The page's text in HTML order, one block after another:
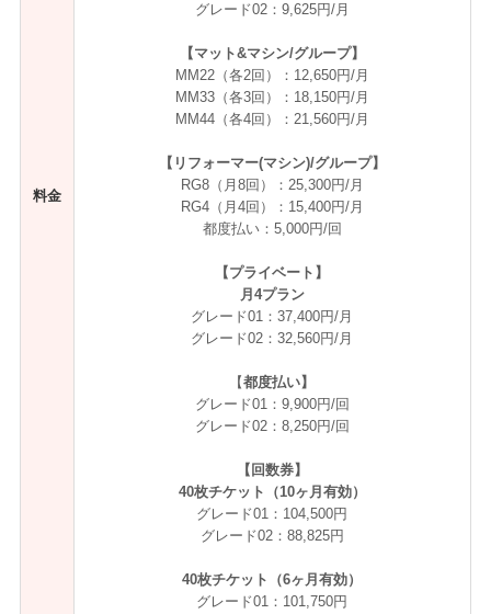
料金
グレード02：9,625円/月
【マット&マシン/グループ】
MM22（各2回）：12,650円/月
MM33（各3回）：18,150円/月
MM44（各4回）：21,560円/月
【リフォーマー(マシン)/グループ】
RG8（月8回）：25,300円/月
RG4（月4回）：15,400円/月
都度払い：5,000円/回
【プライベート】
月4プラン
グレード01：37,400円/月
グレード02：32,560円/月
【都度払い】
グレード01：9,900円/回
グレード02：8,250円/回
【回数券】
40枚チケット（10ヶ月有効）
グレード01：104,500円
グレード02：88,825円
40枚チケット（6ヶ月有効）
グレード01：101,750円